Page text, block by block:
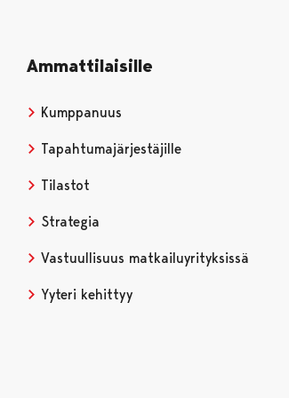
Ammattilaisille
Kumppanuus
Tapahtumajärjestäjille
Tilastot
Strategia
Vastuullisuus matkailuyrityksissä
Yyteri kehittyy